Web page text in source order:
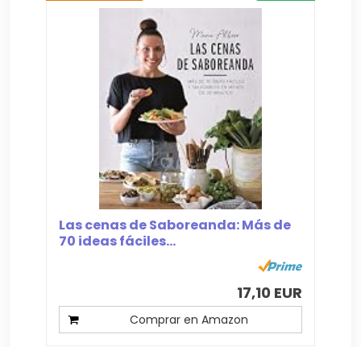
Las cenas de Saboreanda: Más de
70 ideas fáciles...
17,10 EUR
Comprar en Amazon